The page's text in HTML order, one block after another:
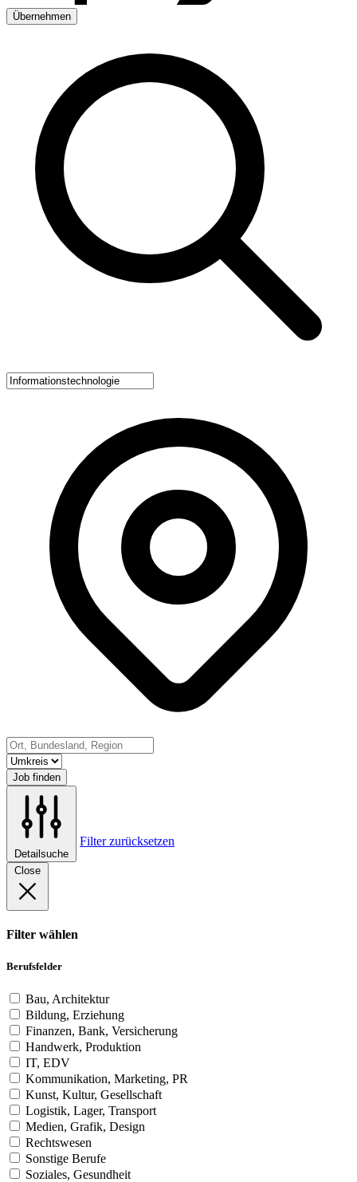
Übernehmen
Job finden
Detailsuche
Filter zurücksetzen
Close
Filter wählen
Berufsfelder
Bau, Architektur
Bildung, Erziehung
Finanzen, Bank, Versicherung
Handwerk, Produktion
IT, EDV
Kommunikation, Marketing, PR
Kunst, Kultur, Gesellschaft
Logistik, Lager, Transport
Medien, Grafik, Design
Rechtswesen
Sonstige Berufe
Soziales, Gesundheit